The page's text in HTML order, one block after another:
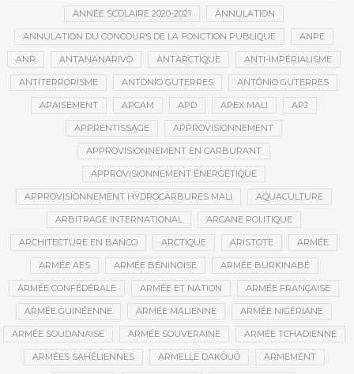
ANNÉE SCOLAIRE 2020-2021 ANNULATION
ANNULATION DU CONCOURS DE LA FONCTION PUBLIQUE ANPE
ANR ANTANANARIVO ANTARCTIQUE ANTI-IMPÉRIALISME
ANTITERRORISME ANTONIO GUTERRES ANTÓNIO GUTERRES
APAISEMENT APCAM APD APEX MALI APJ
APPRENTISSAGE APPROVISIONNEMENT
APPROVISIONNEMENT EN CARBURANT
APPROVISIONNEMENT ÉNERGÉTIQUE
APPROVISIONNEMENT HYDROCARBURES MALI AQUACULTURE
ARBITRAGE INTERNATIONAL ARCANE POLITIQUE
ARCHITECTURE EN BANCO ARCTIQUE ARISTOTE ARMÉE
ARMÉE AES ARMÉE BÉNINOISE ARMÉE BURKINABÉ
ARMÉE CONFÉDÉRALE ARMÉE ET NATION ARMÉE FRANÇAISE
ARMÉE GUINÉENNE ARMÉE MALIENNE ARMÉE NIGÉRIANE
ARMÉE SOUDANAISE ARMÉE SOUVERAINE ARMÉE TCHADIENNE
ARMÉES SAHÉLIENNES ARMELLE DAKOUO ARMEMENT